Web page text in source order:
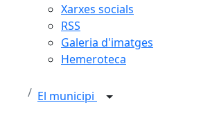
Xarxes socials
RSS
Galeria d'imatges
Hemeroteca
El municipi